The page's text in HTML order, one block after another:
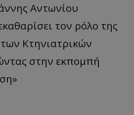
Αντωνίου
τον ρόλο της
Κτηνιατρικών
στην εκπομπή